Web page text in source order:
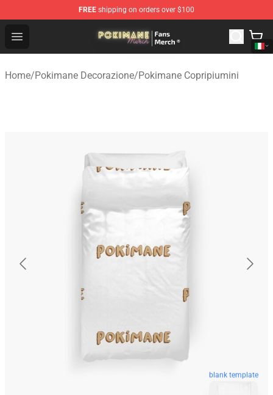
FREE shipping on orders over $100
Open menu
Pokimane Store - Official Pokimane Merchandise Shop
Home/Pokimane Decorazione/Pokimane Copripiumini
blank template